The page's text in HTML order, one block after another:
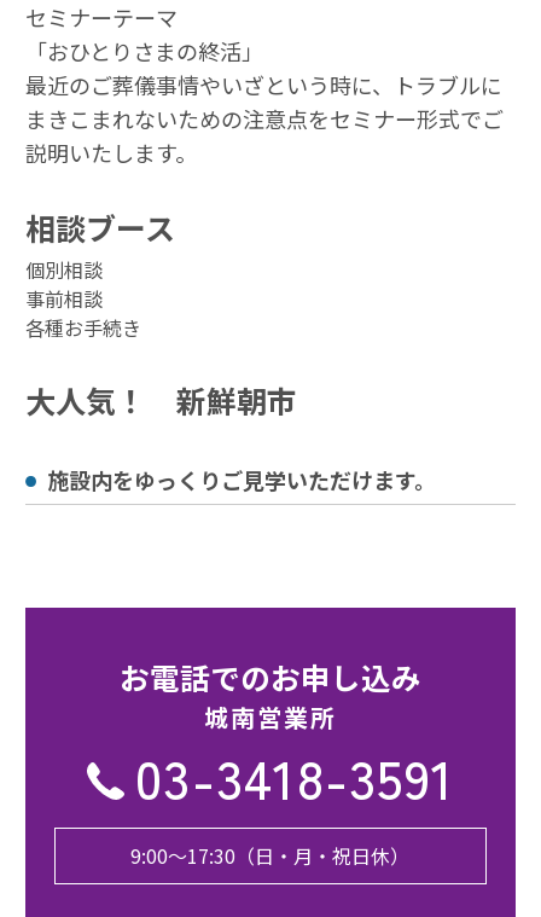
セミナーテーマ
「おひとりさまの終活」
最近のご葬儀事情やいざという時に、トラブルに
まきこまれないための注意点をセミナー形式でご
説明いたします。
相談ブース
個別相談
事前相談
各種お手続き
大人気！ 新鮮朝市
施設内をゆっくりご見学いただけます。
お電話でのお申し込み
城南営業所
03-3418-3591
9:00〜17:30（日・月・祝日休）